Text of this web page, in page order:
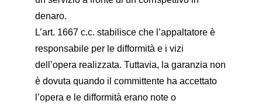
denaro.
L’art. 1667 c.c. stabilisce che l’appaltatore è
responsabile per le difformità e i vizi
dell’opera realizzata. Tuttavia, la garanzia non
è dovuta quando il committente ha accettato
l’opera e le difformità erano note o